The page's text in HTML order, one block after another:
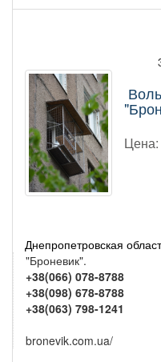
Цена:
Днепропетровская
"Броневик".
+38(066) 078-8788
+38(098) 678-8788
+38(063) 798-1241
bronevik.com.ua/